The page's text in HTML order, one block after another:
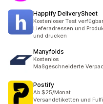
Happify DeliverySheet
Kostenloser Test verfügbar
Lieferadressen und
und drucken
Manyfolds
Kostenlos
Maßgeschneiderte
Postify
Ab $25/Monat
Versandetiketten und